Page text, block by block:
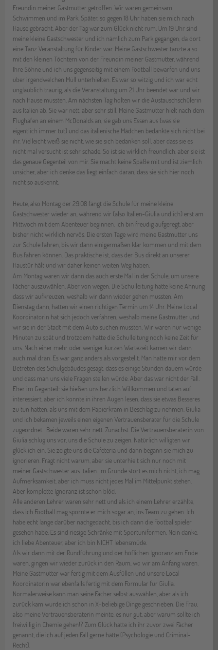
Freundin meiner Gastmutter getroffen. Wir waren gemeinsam
Schwimmen und im Park. Später, so gegen 18 Uhr haben sie mich nach
Hause gebracht. Aber der Tag war zum Glück nicht rum. Um 19 Uhr sind
meine kleine Gastschwester und ich nämlich zum Park gegangen, da dort
eine Tanz Veranstaltung für Kinder war. Meine Gastschwester tanzte also
mit den kleinen Töchtern von der Freundin meiner Gastmutter, während
Ihre Söhne und ich uns gegenseitig mit einem Football bewarfen und uns
über irgendwelchen Müll unterhielten. Es war so witzig und ich war echt
unglaublich traurig, als die Veranstaltung um 21 Uhr beendet war und wir
nach Hause mussten. Am nächsten Tag holten wir die Austauschschülerin
aus Italien ab. Sie war nett, aber sehr still. Meine Gastmutter hielt nach dem
Flughafen an einem McDonalds an, sie gab uns Essen aus (was sie
eigentlich immer tut) und das italienische Mädchen bedankte sich nicht bei
ihr. Vielleicht weiß sie nicht, wie sie sich bedanken soll, aber dass sie es
nicht mal versucht ist sehr schade. So ist sie wirklich freundlich, aber sie ist
das genaue Gegenteil von mir. Sie macht keine Späße mit und ist ziemlich
unsicher, aber ich denke das liegt einfach daran, dass sie sich hier noch
nicht so auskennt.
Heute, also Montag der 29.08 fängt die Schule für meine kleine
Gastschwester wieder an, während wir (also Italien-Giulia und ich) erst am
Mittwoch mit dem Abenteuer beginnen. Ich bin freudig aufgeregt, aber
bisher nicht wirklich nervös. Die ersten Tage wird meine Gastmutter uns
zur Schule fahren, bis wir dann einigermaßen klar kommen und mit dem
Bus fahren können. Das praktische ist, dass der Bus direkt an unserer
Haustür hält und wir daher keinen weiten Weg haben.
Am Montag waren wir dann das auch erste Mal in der Schule, um unsere
Fächer auszuwählen. Aber von wegen. Die Schulleitung hatte keine Ahnung
dass wir aufkreuzen, weshalb wir dann wieder gehen mussten. Am
Dienstag dann, hatten wir einen richtigen Termin um 14 Uhr. Meine Local
Koordinatorin hat sich jedoch verfahren, weshalb meine Gastmutter und
wir sie in der Stadt mit dem Auto suchen mussten. Wir waren nur wenige
Minuten zu spät und trotzdem hatte die Schulleitung noch keine Zeit für
uns. Nach einer mehr oder weniger kurzen Wartezeit kamen wir dann
auch mal dran. Es war ganz anders als vorgestellt. Man hatte mir vor dem
Betreten des Schulgebäudes gesagt, dass es einige Stunden dauern würde
und dass man uns viele Fragen stellen würde. Aber das war nicht der Fall.
Eher im Gegenteil: sie hießen uns herzlich Willkommen und taten auf
interessiert, aber ich konnte in ihren Augen lesen, dass sie etwas Besseres
zu tun hatten, als uns mit dem Papierkram in Beschlag zu nehmen. Giulia
und ich bekamen jeweils einen eigenen Vertrauensberater für die Schule
zugeordnet. Beide waren sehr nett. Zunächst. Die Vertrauensberaterin von
Giulia schlug uns vor, uns die Schule zu zeigen. Natürlich willigten wir
glücklich ein. Sie zeigte uns die Cafeteria und dann begann sie mich zu
ignorieren. Fragt nicht warum, aber sie unterhielt sich nur noch mit
meiner Gastschwester aus Italien. Im Grunde stört es mich nicht, ich mag
Aufmerksamkeit, aber ich muss nicht jedes Mal im Mittelpunkt stehen.
Aber komplette Ignoranz ist schon blöd.
Alle anderen Lehrer waren sehr nett und als ich einem Lehrer erzählte,
dass ich Football mag spornte er mich sogar an, ins Team zu gehen. Ich
habe echt lange darüber nachgedacht, bis ich dann die Footballspieler
gesehen habe. Es sind riesige Schränke mit Sportuniformen. Nein danke,
ich liebe Abenteuer, aber ich bin NICHT lebensmüde.
Als wir dann mit der Rundführung und der höflichen Ignoranz am Ende
waren, gingen wir wieder zurück in den Raum, wo wir am Anfang waren.
Meine Gastmutter war fertig mit dem Ausfüllen und unsere Local
Koordinatorin war ebenfalls fertig mit dem Formular für Giulia.
Normalerweise kann man seine Fächer selbst auswählen, aber als ich
zurück kam wurde ich schon in X-beliebige Dinge geschrieben. Die Frau,
also meine Vertrauensberaterin meinte, es nur gut, aber warum sollte ich
freiwillig in Chemie gehen!? Zum Glück hatte ich ihr zuvor zwei Fächer
genannt, die ich auf jeden Fall gerne hätte (Psychologie und Criminal-
Recht).